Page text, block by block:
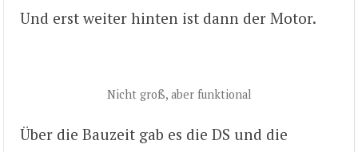
Und erst weiter hinten ist dann der Motor.
Nicht groß, aber funktional
Über die Bauzeit gab es die DS und die